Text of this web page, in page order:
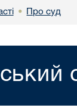
• Про суд